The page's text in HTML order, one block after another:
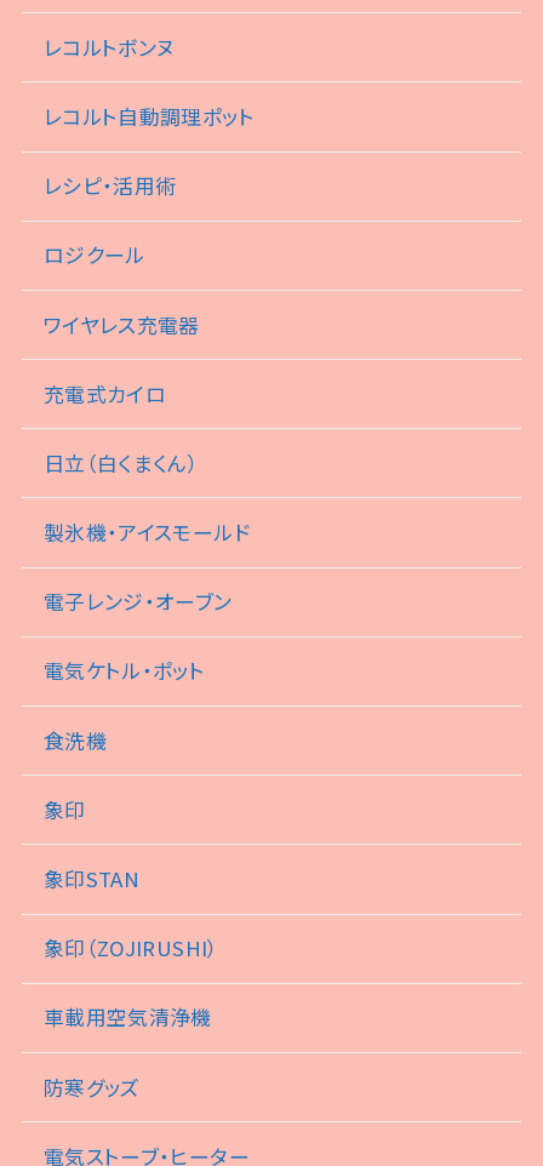
レコルトボンヌ
レコルト自動調理ポット
レシピ・活用術
ロジクール
ワイヤレス充電器
充電式カイロ
日立（白くまくん）
製氷機・アイスモールド
電子レンジ・オーブン
電気ケトル・ポット
食洗機
象印
象印STAN
象印（ZOJIRUSHI）
車載用空気清浄機
防寒グッズ
電気ストーブ・ヒーター